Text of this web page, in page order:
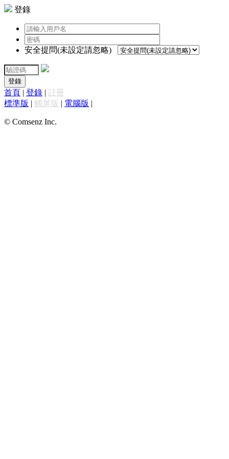
登錄
安全提問(未設定請忽略)
登錄
首頁 | 登錄 | 註冊
標準版 | 觸屏版 | 電腦版 |
© Comsenz Inc.